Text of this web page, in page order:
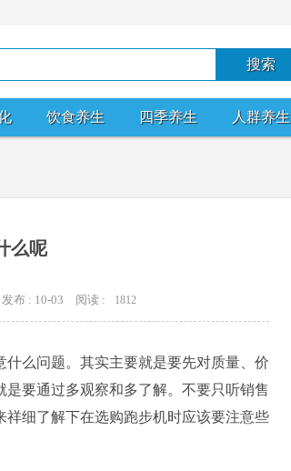
饮食养生 四季养生 人群养生
么呢
发布 : 10-03 阅读 : 1812
么问题。其实主要就是要先对质量、价
要通过多观察和多了解。不要只听销售
祥细了解下在选购跑步机时应该要注意些